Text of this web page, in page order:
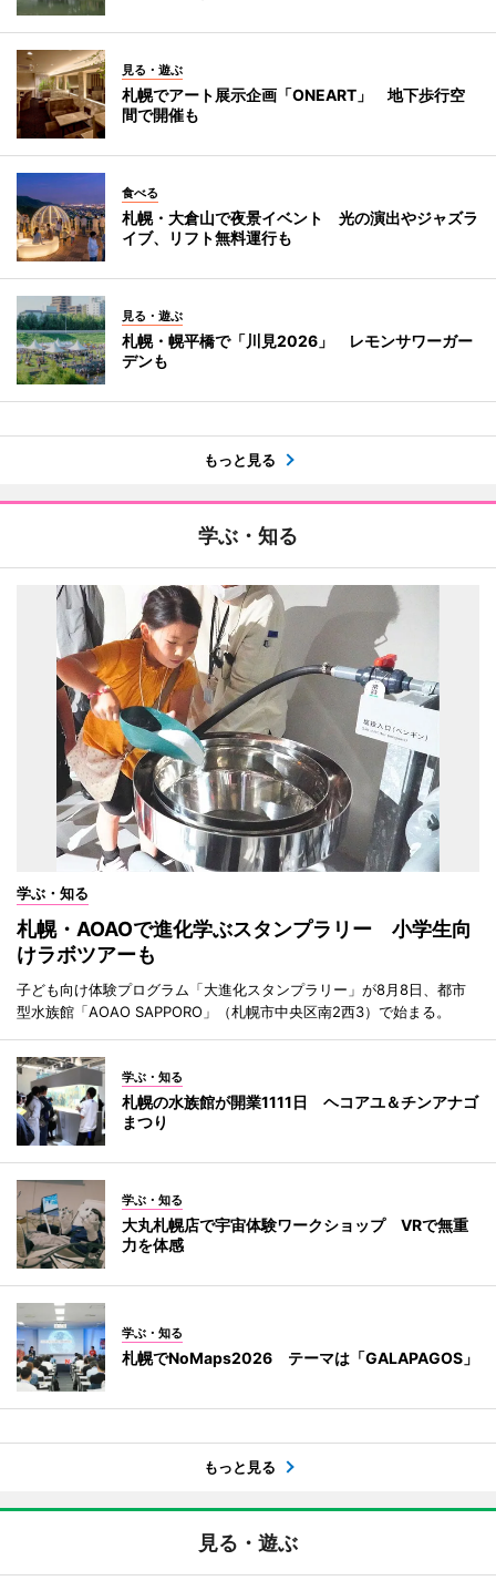
見る・遊ぶ
札幌でアート展示企画「ONEART」 地下歩行空
間で開催も
食べる
札幌・大倉山で夜景イベント 光の演出やジャズラ
イブ、リフト無料運行も
見る・遊ぶ
札幌・幌平橋で「川見2026」 レモンサワーガー
デンも
もっと見る
学ぶ・知る
学ぶ・知る
札幌・AOAOで進化学ぶスタンプラリー 小学生向
けラボツアーも
子ども向け体験プログラム「大進化スタンプラリー」が8月8日、都市
型水族館「AOAO SAPPORO」（札幌市中央区南2西3）で始まる。
学ぶ・知る
札幌の水族館が開業1111日 ヘコアユ＆チンアナゴ
まつり
学ぶ・知る
大丸札幌店で宇宙体験ワークショップ VRで無重
力を体感
学ぶ・知る
札幌でNoMaps2026 テーマは「GALAPAGOS」
もっと見る
見る・遊ぶ